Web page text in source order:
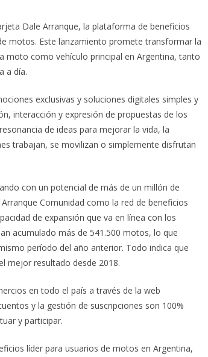
Dale Arranque, la plataforma de beneficios
motos. Este lanzamiento promete transformar la
moto como vehículo principal en Argentina, tanto
a día.
exclusivas y soluciones digitales simples y
interacción y expresión de propuestas de los
de ideas para mejorar la vida, la
trabajan, se movilizan o simplemente disfrutan
con un potencial de más de un millón de
Comunidad como la red de beneficios
de expansión que va en línea con los
acumulado más de 541.500 motos, lo que
período del año anterior. Todo indica que
mejor resultado desde 2018.
en todo el país a través de la web
y la gestión de suscripciones son 100%
y participar.
líder para usuarios de motos en Argentina,